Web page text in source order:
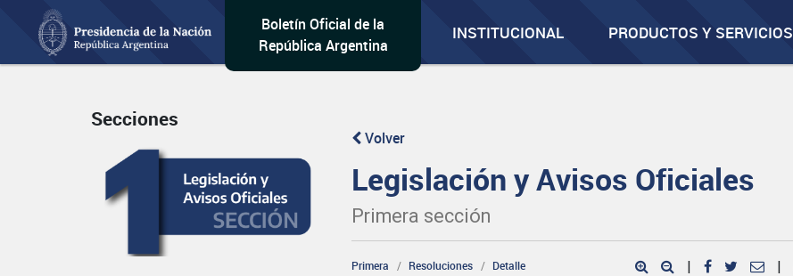
Boletín Oficial de la
República Argentina
INSTITUCIONAL PRODUCTOS Y SERVICIOS
Secciones
Volver
Legislación y Avisos Oficiales
Primera sección
Primera Resoluciones Detalle | |